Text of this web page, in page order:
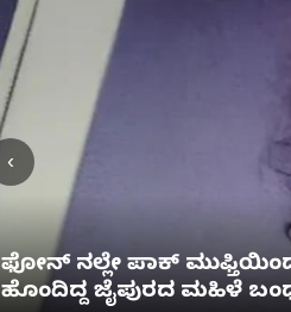
ಲಕ್ನೋ ಗೇಮಿಂಗ್ ಜೋನ್‌ನಲ್ಲಿ
ಗಾಯ
‹